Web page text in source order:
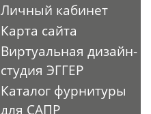
Личный кабинет
Карта сайта
Виртуальная дизайн-
студия ЭГГЕР
Каталог фурнитуры
для САПР